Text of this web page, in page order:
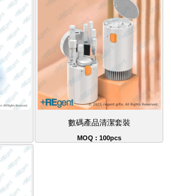
數碼產品清潔套裝
MOQ : 100pcs